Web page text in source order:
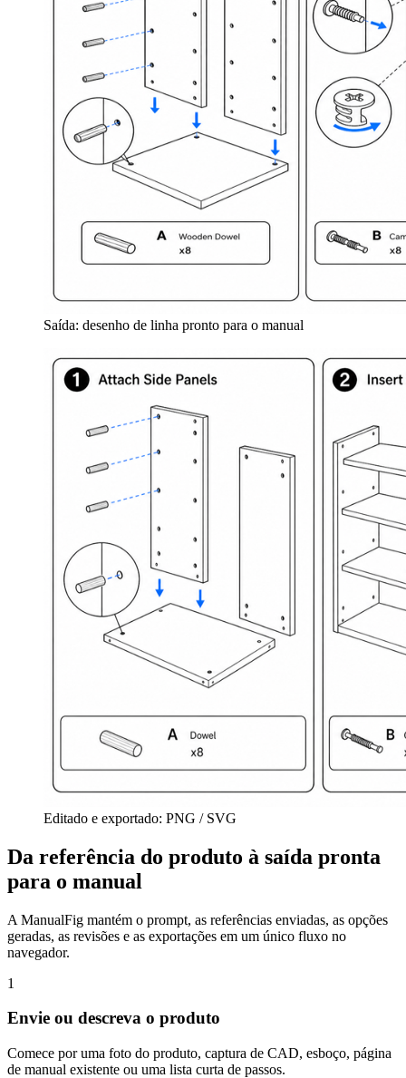
Saída: desenho de linha pronto para o manual
Editado e exportado: PNG / SVG
Da referência do produto à saída pronta
para o manual
A ManualFig mantém o prompt, as referências enviadas, as opções
geradas, as revisões e as exportações em um único fluxo no
navegador.
1
Envie ou descreva o produto
Comece por uma foto do produto, captura de CAD, esboço, página
de manual existente ou uma lista curta de passos.